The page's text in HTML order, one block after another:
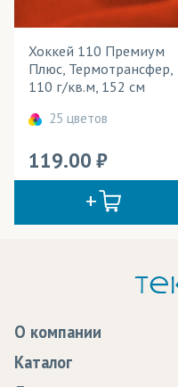
Хоккей 110 Премиум
Плюс, Термотрансфер,
110 г/кв.м, 152 см
25 цветов
119.00
О компании
Каталог